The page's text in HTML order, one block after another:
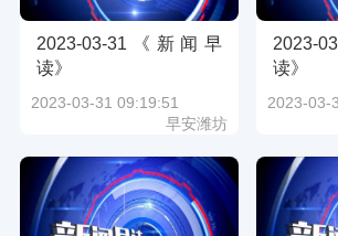
2023-03-31《新闻早
读》
2023-03-31 09:19:51
早安潍坊
2023-
读》
2023-03-